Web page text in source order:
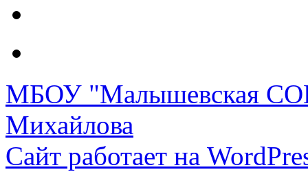
МБОУ "Малышевская
Михайлова
Сайт работает на